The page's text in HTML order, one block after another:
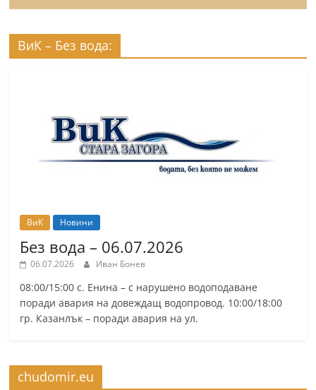
ВиК – Без вода:
ВиК Новини
Без вода – 06.07.2026
06.07.2026 Иван Бонев
08:00/15:00 с. Енина – с нарушено водоподаване
поради авария на довеждащ водопровод. 10:00/18:00
гр. Казанлък – поради авария на ул.
chudomir.eu